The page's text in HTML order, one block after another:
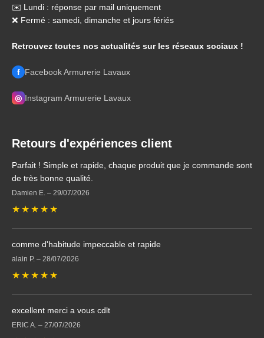
✉️ Lundi : réponse par mail uniquement
❌ Fermé : samedi, dimanche et jours fériés
Retrouvez toutes nos actualités sur les réseaux sociaux !
f Facebook Armurerie Lavaux
◎ Instagram Armurerie Lavaux
Retours d'expériences client
Parfait ! Simple et rapide, chaque produit que je commande sont
de très bonne qualité.
Damien E. – 29/07/2026
★ ★ ★ ★ ★
comme d'habitude impeccable et rapide
alain P. – 28/07/2026
★ ★ ★ ★ ★
excellent merci a vous cdlt
ERIC A. – 27/07/2026